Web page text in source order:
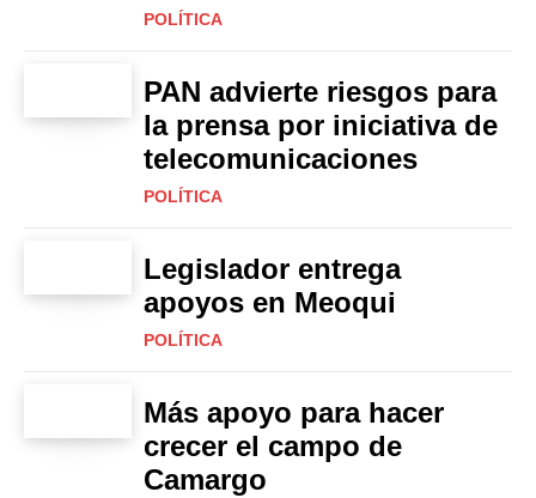
POLÍTICA
PAN advierte riesgos para
la prensa por iniciativa de
telecomunicaciones
POLÍTICA
Legislador entrega
apoyos en Meoqui
POLÍTICA
Más apoyo para hacer
crecer el campo de
Camargo